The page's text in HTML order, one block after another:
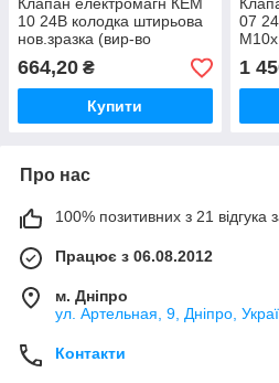
Клапан електромагн КЕМ
10 24В колодка штирьова
нов.зразка (вир-во
Турция)
664,20 ₴
Купити
07
1
Про нас
100% позитивних з 21 відгука
Працює з 06.08.2012
м. Дніпро
ул. Артельная, 9, Дніпро,
Контакти